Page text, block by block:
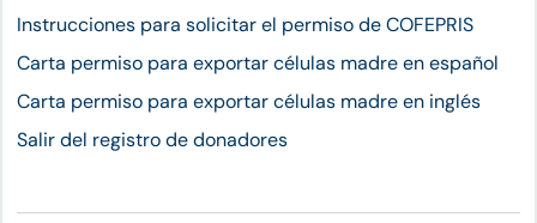
Instrucciones para solicitar el permiso de COFEPRIS
Carta permiso para exportar células madre en español
Carta permiso para exportar células madre en inglés
Salir del registro de donadores